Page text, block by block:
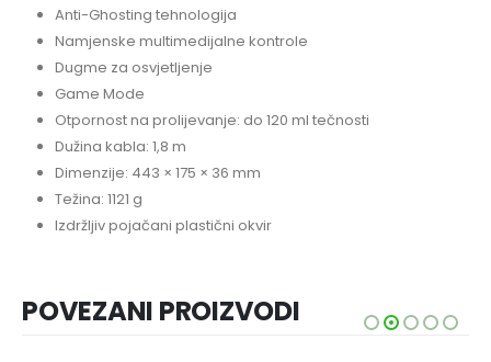
Anti-Ghosting tehnologija
Namjenske multimedijalne kontrole
Dugme za osvjetljenje
Game Mode
Otpornost na prolijevanje: do 120 ml tečnosti
Dužina kabla: 1,8 m
Dimenzije: 443 × 175 × 36 mm
Težina: 1121 g
Izdržljiv pojačani plastični okvir
POVEZANI PROIZVODI